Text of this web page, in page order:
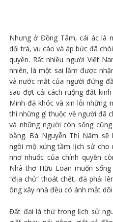
Nhưng ở Đồng Tâm, cái ác là
dối trá, vu cáo và áp bức đã
quyền. Rất nhiều người Việt
nhiên, là một sai lầm được
và nước mắt của người đứng
sau đợt cải cách ruộng đất
Minh đã khóc và xin lỗi những
thì những gì thuộc về người đã
và những người còn sống
bằng. Bà Nguyễn Thị Năm
ngôi mộ xứng tầm lịch sử cho
nhơ nhuốc của chính quyền
Nhà thơ Hữu Loan muốn
“địa chủ” thoát chết, đã phải
ông xây nhà đều có ánh mắt
Đất đai là thứ trong lịch sử